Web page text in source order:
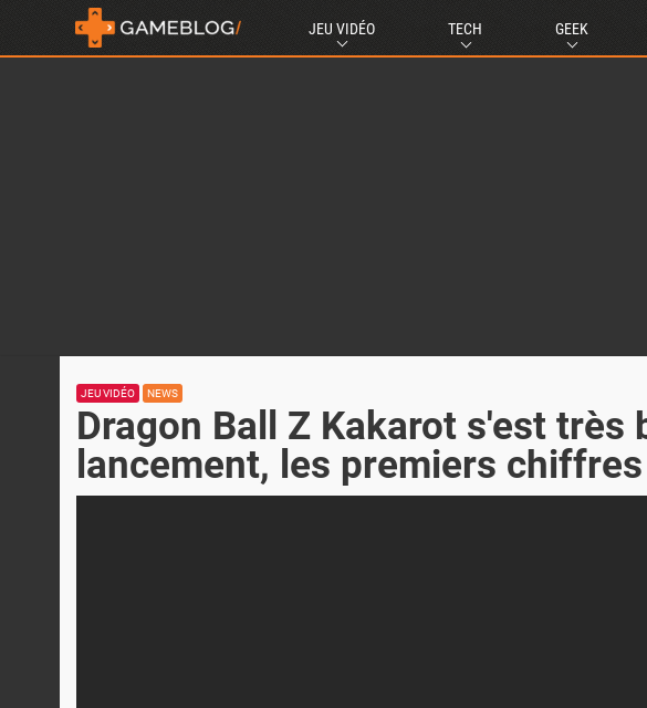
JEU VIDÉO TECH GEEK
JEU VIDÉO NEWS
Dragon Ball Z Kakarot s'est très
lancement, les premiers chiffres